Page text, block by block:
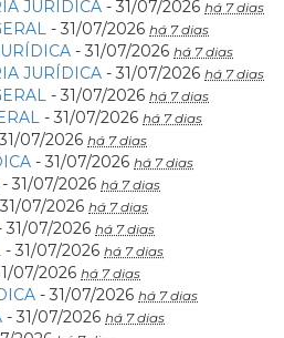
JURÍDICA - 31/07/2026 há 7 dias
- 31/07/2026 há 7 dias
- 31/07/2026 há 7 dias
JURÍDICA - 31/07/2026 há 7 dias
- 31/07/2026 há 7 dias
- 31/07/2026 há 7 dias
07/2026 há 7 dias
- 31/07/2026 há 7 dias
- 31/07/2026 há 7 dias
07/2026 há 7 dias
31/07/2026 há 7 dias
- 31/07/2026 há 7 dias
07/2026 há 7 dias
- 31/07/2026 há 7 dias
- 31/07/2026 há 7 dias